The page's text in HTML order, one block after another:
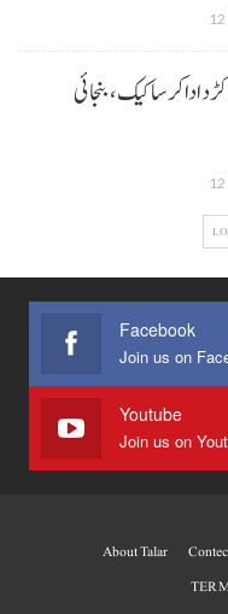
ادا کرسا کیک ،بنجائی
Facebook
Youtube
Join us on
About Talar